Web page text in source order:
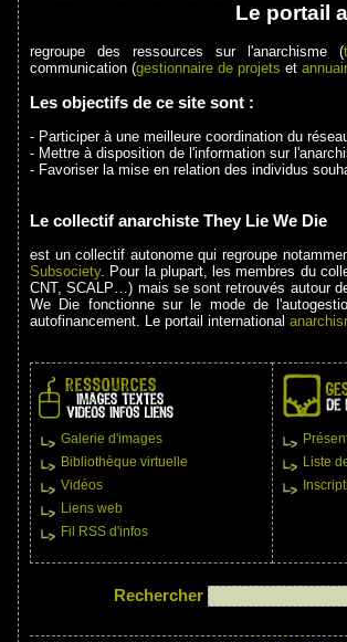
Le portail
regroupe des ressources sur l'anarchisme (
communication (gestionnaire de projets et
Les objectifs de ce site sont :
- Participer à une meilleure coordination du
- Mettre à disposition de l'information sur
- Favoriser la mise en relation des individus
Le collectif anarchiste They Lie We Die
est un collectif autonome qui regroupe
Subsociety. Pour la plupart, les membres du
CNT, SCALP…) mais se sont retrouvés autour
We Die fonctionne sur le mode de
autofinancement. Le portail international
Galerie d'images
Bibliothèque virtuelle
Vidéos
Liens web
Fil RSS d'infos
Liste
Rechercher